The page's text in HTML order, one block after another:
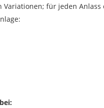
Variationen; für jeden Anlass